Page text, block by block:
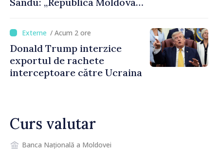
iar diaspora poate juca un
rol important în promovarea
și susținerea acestui
parcurs”
/ Acum 2 ore
Donald Trump interzice
exportul de rachete
interceptoare către Ucraina
Curs valutar
Banca Națională a Moldovei